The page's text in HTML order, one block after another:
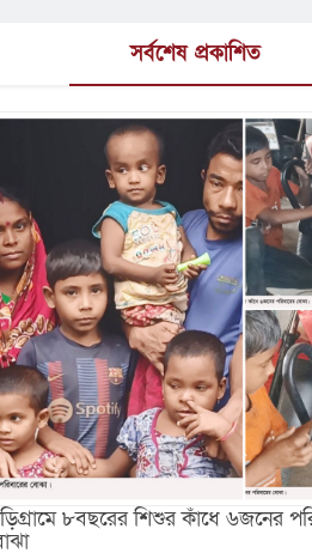
সর্বশেষ প্রকাশিত
৮বছরের শিশুর কাঁধে ৬জনের